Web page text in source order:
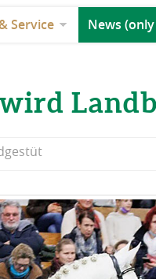
Service News